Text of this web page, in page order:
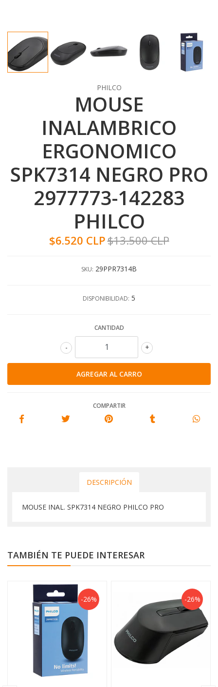
PHILCO
MOUSE
INALAMBRICO
ERGONOMICO
SPK7314 NEGRO PRO
2977773-142283
PHILCO
$6.520 CLP$13.500 CLP
SKU: 29PPR7314B
DISPONIBILIDAD: 5
CANTIDAD
+
-
COMPARTIR
DESCRIPCIÓN
MOUSE INAL. SPK7314 NEGRO PHILCO PRO
TAMBIÉN TE PUEDE INTERESAR
-26% -26%